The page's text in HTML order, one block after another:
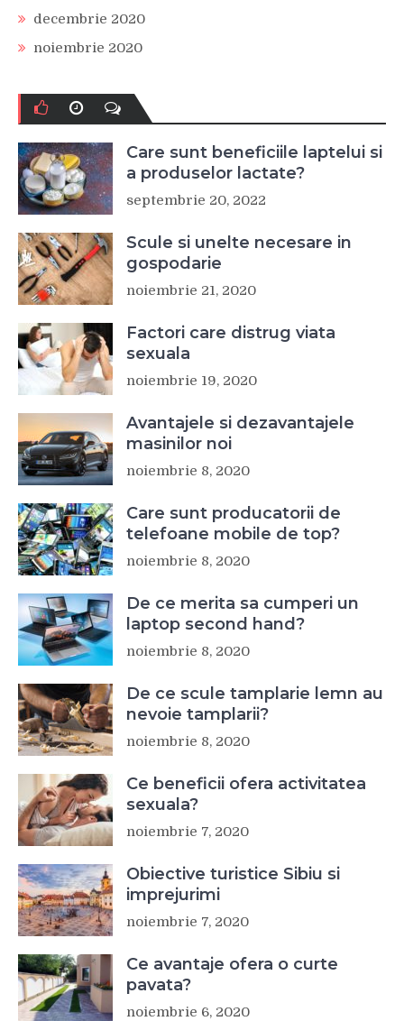
decembrie 2020
noiembrie 2020
Care sunt beneficiile laptelui si
a produselor lactate?
septembrie 20, 2022
Scule si unelte necesare in
gospodarie
noiembrie 21, 2020
Factori care distrug viata
sexuala
noiembrie 19, 2020
Avantajele si dezavantajele
masinilor noi
noiembrie 8, 2020
Care sunt producatorii de
telefoane mobile de top?
noiembrie 8, 2020
De ce merita sa cumperi un
laptop second hand?
noiembrie 8, 2020
De ce scule tamplarie lemn au
nevoie tamplarii?
noiembrie 8, 2020
Ce beneficii ofera activitatea
sexuala?
noiembrie 7, 2020
Obiective turistice Sibiu si
imprejurimi
noiembrie 7, 2020
Ce avantaje ofera o curte
pavata?
noiembrie 6, 2020